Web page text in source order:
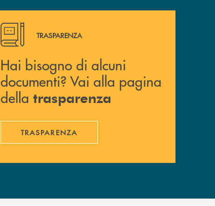
Hai bisogno di alcuni documenti? Vai alla pagina della
TRASPARENZA
Hai bisogno di alcuni
documenti? Vai alla pagina
della trasparenza
TRASPARENZA